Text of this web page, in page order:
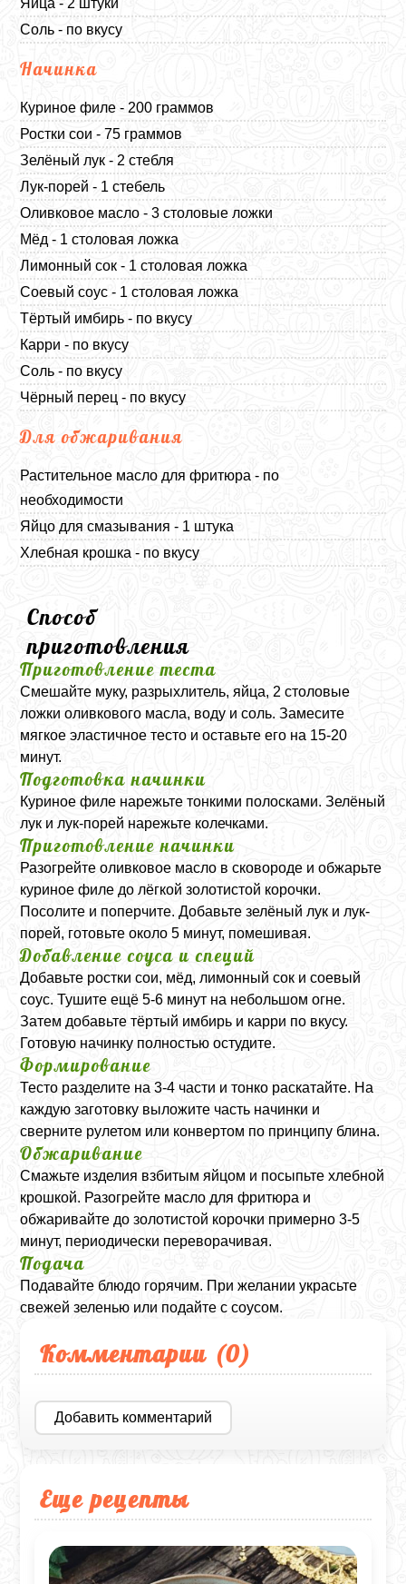
Яйца - 2 штуки
Соль - по вкусу
Начинка
Куриное филе - 200 граммов
Ростки сои - 75 граммов
Зелёный лук - 2 стебля
Лук-порей - 1 стебель
Оливковое масло - 3 столовые ложки
Мёд - 1 столовая ложка
Лимонный сок - 1 столовая ложка
Соевый соус - 1 столовая ложка
Тёртый имбирь - по вкусу
Карри - по вкусу
Соль - по вкусу
Чёрный перец - по вкусу
Для обжаривания
Растительное масло для фритюра - по
необходимости
Яйцо для смазывания - 1 штука
Хлебная крошка - по вкусу
Способ
приготовления
Приготовление теста
Смешайте муку, разрыхлитель, яйца, 2 столовые
ложки оливкового масла, воду и соль. Замесите
мягкое эластичное тесто и оставьте его на 15-20
минут.
Подготовка начинки
Куриное филе нарежьте тонкими полосками. Зелёный
лук и лук-порей нарежьте колечками.
Приготовление начинки
Разогрейте оливковое масло в сковороде и обжарьте
куриное филе до лёгкой золотистой корочки.
Посолите и поперчите. Добавьте зелёный лук и лук-
порей, готовьте около 5 минут, помешивая.
Добавление соуса и специй
Добавьте ростки сои, мёд, лимонный сок и соевый
соус. Тушите ещё 5-6 минут на небольшом огне.
Затем добавьте тёртый имбирь и карри по вкусу.
Готовую начинку полностью остудите.
Формирование
Тесто разделите на 3-4 части и тонко раскатайте. На
каждую заготовку выложите часть начинки и
сверните рулетом или конвертом по принципу блина.
Обжаривание
Смажьте изделия взбитым яйцом и посыпьте хлебной
крошкой. Разогрейте масло для фритюра и
обжаривайте до золотистой корочки примерно 3-5
минут, периодически переворачивая.
Подача
Подавайте блюдо горячим. При желании украсьте
свежей зеленью или подайте с соусом.
Комментарии (0)
Добавить комментарий
Еще рецепты